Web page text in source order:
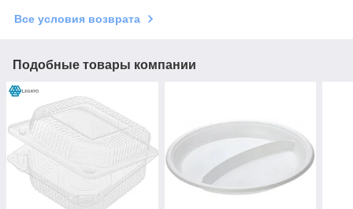
Все условия возврата
Подобные товары компании